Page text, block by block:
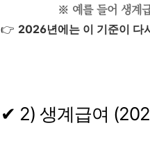
※ 예를 들어 생계
👉 2026년에는 이 기준이 다
✔ 2) 생계급여